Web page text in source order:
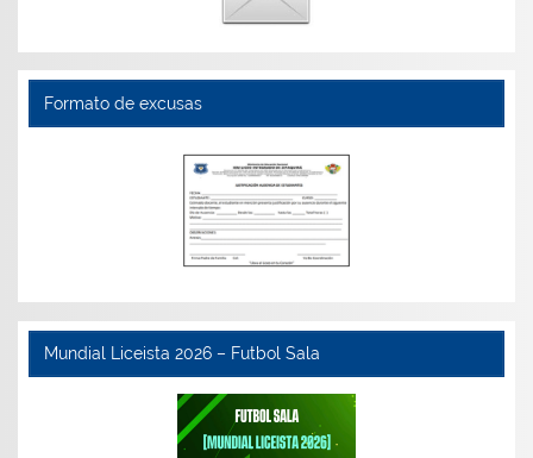
Formato de excusas
Mundial Liceista 2026 – Futbol Sala